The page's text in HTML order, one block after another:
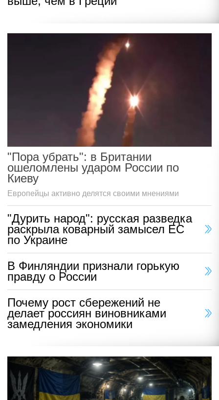
"Пора убрать": в Британии
ошеломлены ударом России по
Киеву
Европейцы активно делятся своими мнениями
"Дурить народ": русская разведка
раскрыла коварный замысел ЕС
по Украине
В Финляндии признали горькую
правду о России
Почему рост сбережений не
делает россиян виновниками
замедления экономики